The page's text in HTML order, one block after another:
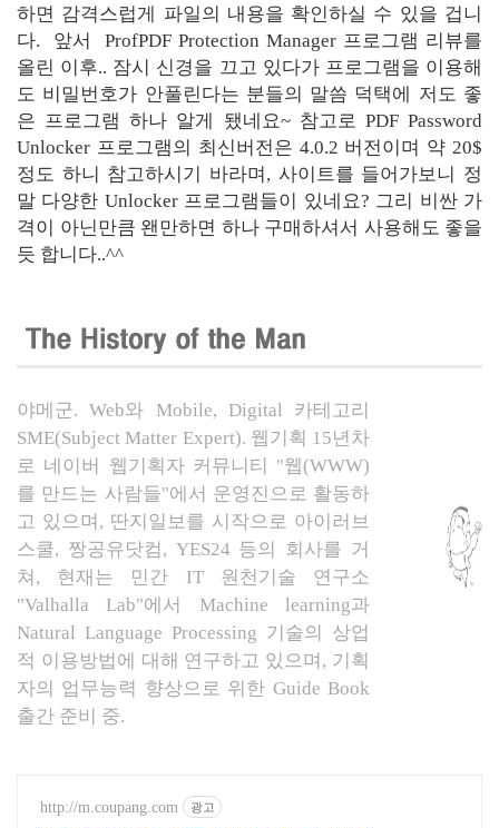
하면 감격스럽게 파일의 내용을 확인하실 수 있을 겁니
다. 앞서 ProfPDF Protection Manager 프로그램 리뷰를
올린 이후.. 잠시 신경을 끄고 있다가 프로그램을 이용해
도 비밀번호가 안풀린다는 분들의 말씀 덕택에 저도 좋
은 프로그램 하나 알게 됐네요~ 참고로 PDF Password
Unlocker 프로그램의 최신버전은 4.0.2 버전이며 약 20$
정도 하니 참고하시기 바라며, 사이트를 들어가보니 정
말 다양한 Unlocker 프로그램들이 있네요? 그리 비싼 가
격이 아닌만큼 왠만하면 하나 구매하셔서 사용해도 좋을
듯 합니다..^^
야메군. Web와 Mobile, Digital 카테고리
SME(Subject Matter Expert). 웹기획 15년차
로 네이버 웹기획자 커뮤니티 "웹(WWW)
를 만드는 사람들"에서 운영진으로 활동하
고 있으며, 딴지일보를 시작으로 아이러브
스쿨, 짱공유닷컴, YES24 등의 회사를 거
쳐, 현재는 민간 IT 원천기술 연구소
"Valhalla Lab"에서 Machine learning과
Natural Language Processing 기술의 상업
적 이용방법에 대해 연구하고 있으며, 기획
자의 업무능력 향상으로 위한 Guide Book
출간 준비 중.
http://m.coupang.com 광고